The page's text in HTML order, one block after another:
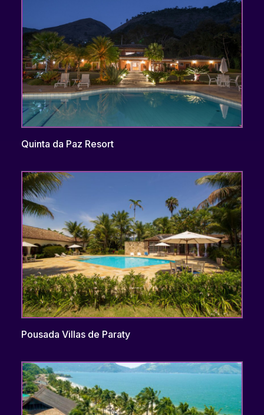
Quinta da Paz Resort
Pousada Villas de Paraty